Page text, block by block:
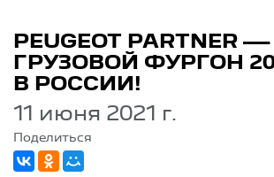
PEUGEOT PARTNER
ГРУЗОВОЙ ФУРГОН
В РОССИИ!
11 июня 2021 г.
Поделиться